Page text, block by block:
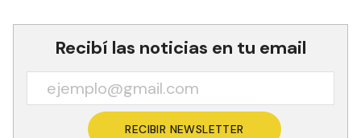
Recibí las noticias en tu email
RECIBIR NEWSLETTER